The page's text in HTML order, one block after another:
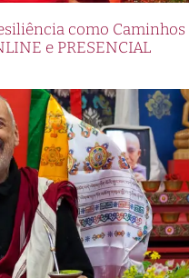
como Caminhos
e PRESENCIAL